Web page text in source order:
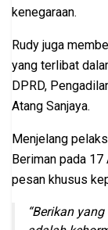
kenegaraan.
Rudy juga
yang terlibat
DPRD,
Atang Sanjaya.
Menjelang
Beriman pada
pesan khusus
“Berikan